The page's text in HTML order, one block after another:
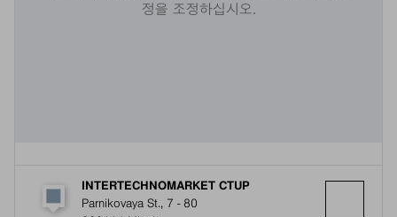
정을 조정하십시오.
INTERTECHNOMARKET CTUP
Parnikovaya St., 7 - 80